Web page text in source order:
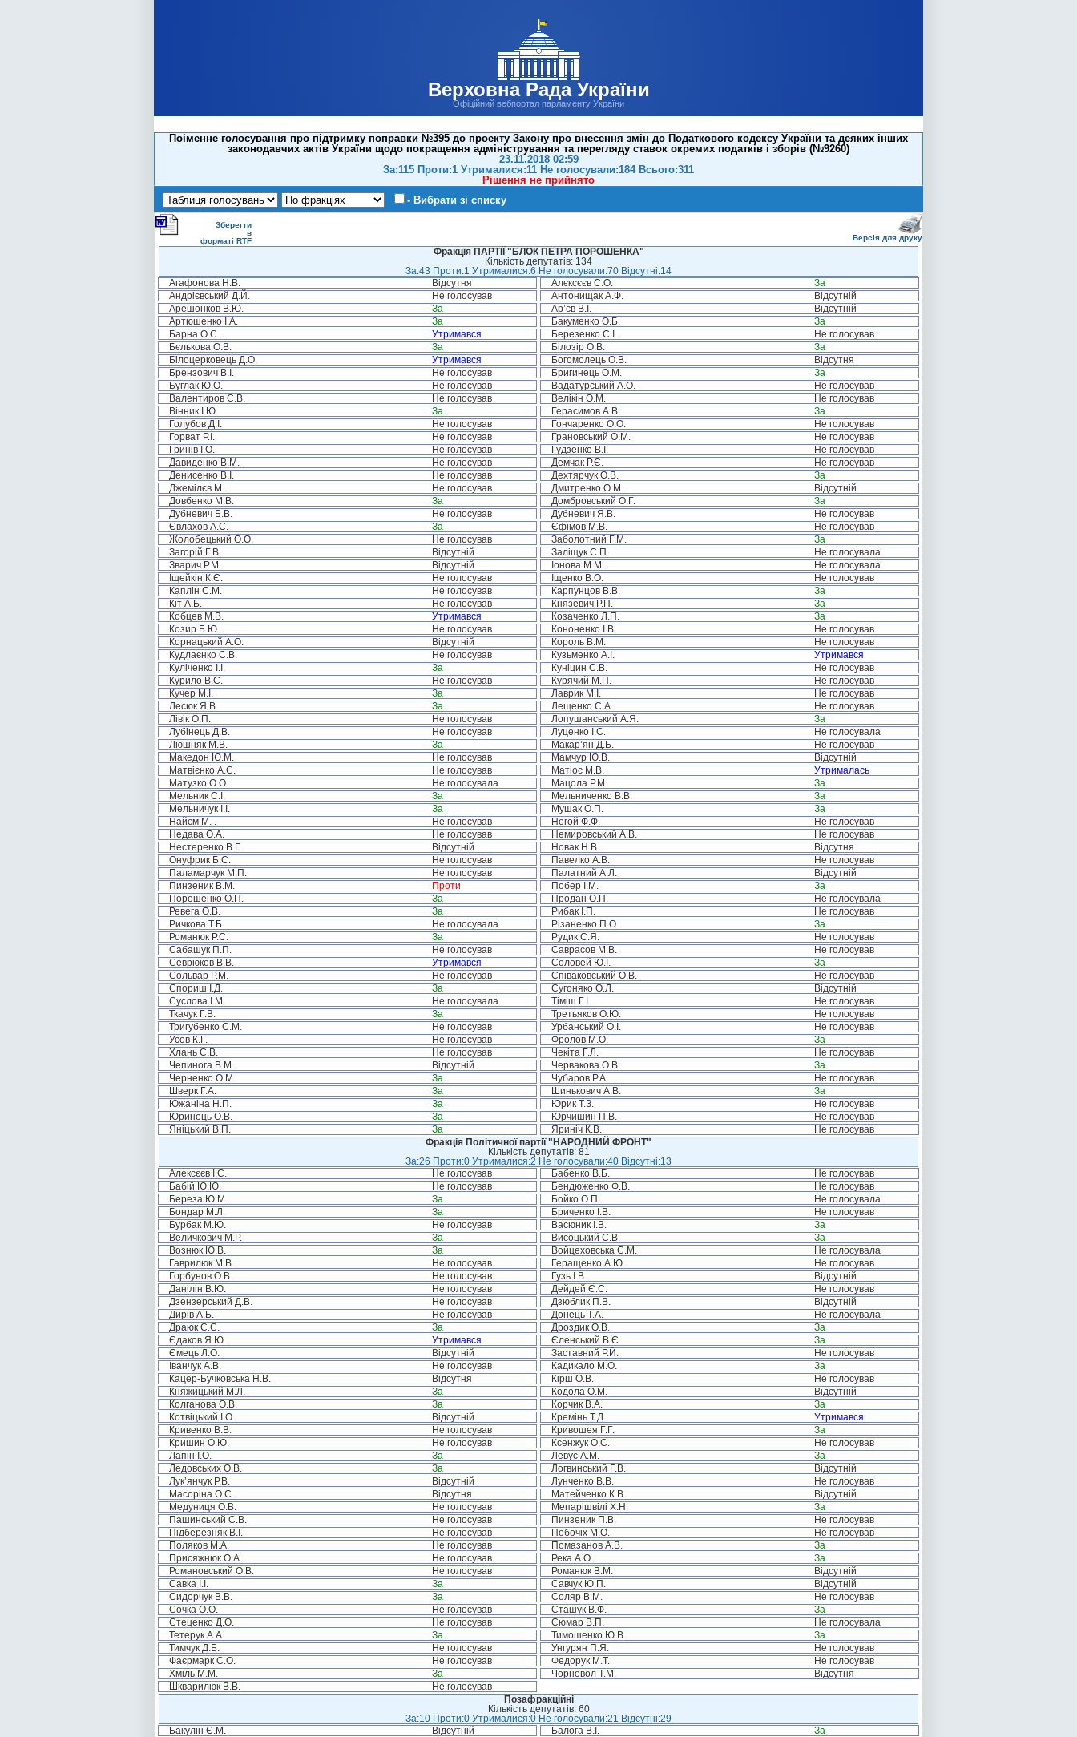
Верховна Рада України
Офіційний вебпортал парламенту України
Поіменне голосування про підтримку поправки №395 до проекту Закону про внесення змін до Податкового кодексу України та деяких інших
законодавчих актів України щодо покращення адміністрування та перегляду ставок окремих податків і зборів (№9260)
23.11.2018 02:59
За:115 Проти:1 Утрималися:11 Не голосували:184 Всього:311
Рішення не прийнято
- Вибрати зі списку
Зберегти
в
форматі RTF
Версія для друку
Фракція ПАРТІЇ "БЛОК ПЕТРА ПОРОШЕНКА"
Кількість депутатів: 134
За:43 Проти:1 Утрималися:6 Не голосували:70 Відсутні:14
Агафонова Н.В.
Відсутня Алєксєєв С.О.
За
Андрієвський Д.Й.
Не голосував Антонищак А.Ф.
Відсутній
Арешонков В.Ю.
За Ар’єв В.І.
Відсутній
Артюшенко І.А.
За Бакуменко О.Б.
За
Барна О.С.
Утримався Березенко С.І.
Не голосував
Бєлькова О.В.
За Білозір О.В.
За
Білоцерковець Д.О.
Утримався Богомолець О.В.
Відсутня
Брензович В.І.
Не голосував Бригинець О.М.
За
Буглак Ю.О.
Не голосував Вадатурський А.О.
Не голосував
Валентиров С.В.
Не голосував Велікін О.М.
Не голосував
Вінник І.Ю.
За Герасимов А.В.
За
Голубов Д.І.
Не голосував Гончаренко О.О.
Не голосував
Горват Р.І.
Не голосував Грановський О.М.
Не голосував
Гринів І.О.
Не голосував Гудзенко В.І.
Не голосував
Давиденко В.М.
Не голосував Демчак Р.Є.
Не голосував
Денисенко В.І.
Не голосував Дехтярчук О.В.
За
Джемілєв М. .
Не голосував Дмитренко О.М.
Відсутній
Довбенко М.В.
За Домбровський О.Г.
За
Дубневич Б.В.
Не голосував Дубневич Я.В.
Не голосував
Євлахов А.С.
За Єфімов М.В.
Не голосував
Жолобецький О.О.
Не голосував Заболотний Г.М.
За
Загорій Г.В.
Відсутній Заліщук С.П.
Не голосувала
Зварич Р.М.
Відсутній Іонова М.М.
Не голосувала
Іщейкін К.Є.
Не голосував Іщенко В.О.
Не голосував
Каплін С.М.
Не голосував Карпунцов В.В.
За
Кіт А.Б.
Не голосував Князевич Р.П.
За
Кобцев М.В.
Утримався Козаченко Л.П.
За
Козир Б.Ю.
Не голосував Кононенко І.В.
Не голосував
Корнацький А.О.
Відсутній Король В.М.
Не голосував
Кудлаєнко С.В.
Не голосував Кузьменко А.І.
Утримався
Куліченко І.І.
За Куніцин С.В.
Не голосував
Курило В.С.
Не голосував Курячий М.П.
Не голосував
Кучер М.І.
За Лаврик М.І.
Не голосував
Лесюк Я.В.
За Лещенко С.А.
Не голосував
Лівік О.П.
Не голосував Лопушанський А.Я.
За
Лубінець Д.В.
Не голосував Луценко І.С.
Не голосувала
Люшняк М.В.
За Макар’ян Д.Б.
Не голосував
Македон Ю.М.
Не голосував Мамчур Ю.В.
Відсутній
Матвієнко А.С.
Не голосував Матіос М.В.
Утрималась
Матузко О.О.
Не голосувала Мацола Р.М.
За
Мельник С.І.
За Мельниченко В.В.
За
Мельничук І.І.
За Мушак О.П.
За
Найєм М. .
Не голосував Негой Ф.Ф.
Не голосував
Недава О.А.
Не голосував Немировський А.В.
Не голосував
Нестеренко В.Г.
Відсутній Новак Н.В.
Відсутня
Онуфрик Б.С.
Не голосував Павелко А.В.
Не голосував
Паламарчук М.П.
Не голосував Палатний А.Л.
Відсутній
Пинзеник В.М.
Проти Побер І.М.
За
Порошенко О.П.
За Продан О.П.
Не голосувала
Ревега О.В.
За Рибак І.П.
Не голосував
Ричкова Т.Б.
Не голосувала Різаненко П.О.
За
Романюк Р.С.
За Рудик С.Я.
Не голосував
Сабашук П.П.
Не голосував Саврасов М.В.
Не голосував
Севрюков В.В.
Утримався Соловей Ю.І.
За
Сольвар Р.М.
Не голосував Співаковський О.В.
Не голосував
Спориш І.Д.
За Сугоняко О.Л.
Відсутній
Суслова І.М.
Не голосувала Тіміш Г.І.
Не голосував
Ткачук Г.В.
За Третьяков О.Ю.
Не голосував
Тригубенко С.М.
Не голосував Урбанський О.І.
Не голосував
Усов К.Г.
Не голосував Фролов М.О.
За
Хлань С.В.
Не голосував Чекіта Г.Л.
Не голосував
Чепинога В.М.
Відсутній Червакова О.В.
За
Черненко О.М.
За Чубаров Р.А.
Не голосував
Шверк Г.А.
За Шинькович А.В.
За
Южаніна Н.П.
За Юрик Т.З.
Не голосував
Юринець О.В.
За Юрчишин П.В.
Не голосував
Яніцький В.П.
За Яриніч К.В.
Не голосував
Фракція Політичної партії "НАРОДНИЙ ФРОНТ"
Кількість депутатів: 81
За:26 Проти:0 Утрималися:2 Не голосували:40 Відсутні:13
Алексєєв І.С.
Не голосував Бабенко В.Б.
Не голосував
Бабій Ю.Ю.
Не голосував Бендюженко Ф.В.
Не голосував
Береза Ю.М.
За Бойко О.П.
Не голосувала
Бондар М.Л.
За Бриченко І.В.
Не голосував
Бурбак М.Ю.
Не голосував Васюник І.В.
За
Величкович М.Р.
За Висоцький С.В.
За
Вознюк Ю.В.
За Войцеховська С.М.
Не голосувала
Гаврилюк М.В.
Не голосував Геращенко А.Ю.
Не голосував
Горбунов О.В.
Не голосував Гузь І.В.
Відсутній
Данілін В.Ю.
Не голосував Дейдей Є.С.
Не голосував
Дзензерський Д.В.
Не голосував Дзюблик П.В.
Відсутній
Дирів А.Б.
Не голосував Донець Т.А.
Не голосувала
Драюк С.Є.
За Дроздик О.В.
За
Єдаков Я.Ю.
Утримався Єленський В.Є.
За
Ємець Л.О.
Відсутній Заставний Р.Й.
Не голосував
Іванчук А.В.
Не голосував Кадикало М.О.
За
Кацер-Бучковська Н.В.
Відсутня Кірш О.В.
Не голосував
Княжицький М.Л.
За Кодола О.М.
Відсутній
Колганова О.В.
За Корчик В.А.
За
Котвіцький І.О.
Відсутній Кремінь Т.Д.
Утримався
Кривенко В.В.
Не голосував Кривошея Г.Г.
За
Кришин О.Ю.
Не голосував Ксенжук О.С.
Не голосував
Лапін І.О.
За Левус А.М.
За
Ледовських О.В.
За Логвинський Г.В.
Відсутній
Лук’янчук Р.В.
Відсутній Лунченко В.В.
Не голосував
Масоріна О.С.
Відсутня Матейченко К.В.
Відсутній
Медуниця О.В.
Не голосував Мепарішвілі Х.Н.
За
Пашинський С.В.
Не голосував Пинзеник П.В.
Не голосував
Підберезняк В.І.
Не голосував Побочіх М.О.
Не голосував
Поляков М.А.
Не голосував Помазанов А.В.
За
Присяжнюк О.А.
Не голосував Река А.О.
За
Романовський О.В.
Не голосував Романюк В.М.
Відсутній
Савка І.І.
За Савчук Ю.П.
Відсутній
Сидорчук В.В.
За Соляр В.М.
Не голосував
Сочка О.О.
Не голосував Сташук В.Ф.
За
Стеценко Д.О.
Не голосував Сюмар В.П.
Не голосувала
Тетерук А.А.
За Тимошенко Ю.В.
За
Тимчук Д.Б.
Не голосував Унгурян П.Я.
Не голосував
Фаєрмарк С.О.
Не голосував Федорук М.Т.
Не голосував
Хміль М.М.
За Чорновол Т.М.
Відсутня
Шкварилюк В.В.
Не голосував
Позафракційні
Кількість депутатів: 60
За:10 Проти:0 Утрималися:0 Не голосували:21 Відсутні:29
Бакулін Є.М.
Відсутній Балога В.І.
За